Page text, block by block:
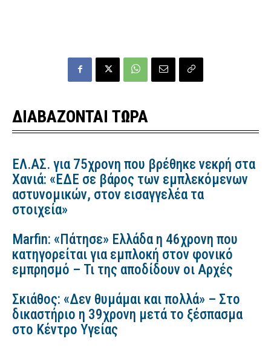
ΔΙΑΒΑΖΟΝΤΑΙ ΤΩΡΑ
ΕΛ.ΑΣ. για 75χρονη που βρέθηκε νεκρή στα
Χανιά: «ΕΔΕ σε βάρος των εμπλεκόμενων
αστυνομικών, στον εισαγγελέα τα
στοιχεία»
Marfin: «Πάτησε» Ελλάδα η 46χρονη που
κατηγορείται για εμπλοκή στον φονικό
εμπρησμό – Τι της αποδίδουν οι Αρχές
Σκιάθος: «Δεν θυμάμαι και πολλά» – Στο
δικαστήριο η 39χρονη μετά το ξέσπασμα
στο Κέντρο Υγείας